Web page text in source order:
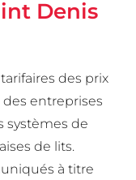
Denis
des prix
entreprises
systèmes de
de lits.
à titre